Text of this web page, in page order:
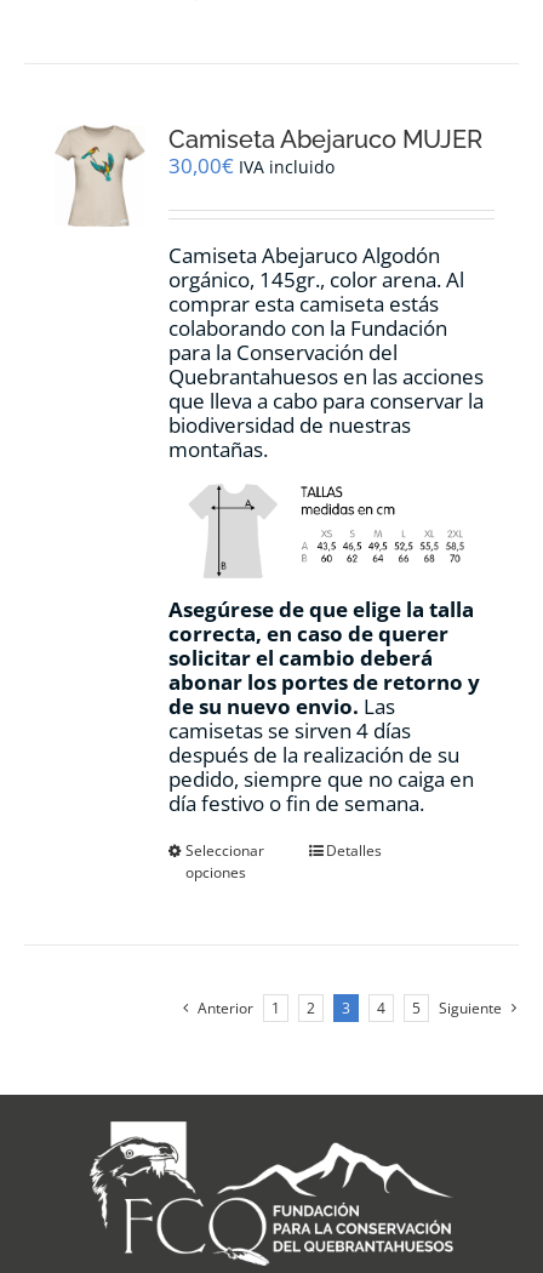
se
pueden
en
página
de
producto
Camiseta Abejaruco MUJER
30,00€ IVA incluido
Camiseta Abejaruco Algodón
orgánico, 145gr., color arena. Al
comprar esta camiseta estás
colaborando con la Fundación
para la Conservación del
Quebrantahuesos en las acciones
que lleva a cabo para conservar la
biodiversidad de nuestras
montañas.
Asegúrese de que elige la talla
correcta, en caso de querer
solicitar el cambio deberá
abonar los portes de retorno y
de su nuevo envio. Las
camisetas se sirven 4 días
después de la realización de su
pedido, siempre que no caiga en
día festivo o fin de semana.
Seleccionar
opciones
Este
opciones
se
en
página
de
producto
Detalles
Anterior 1 2 3 4 5 Siguiente